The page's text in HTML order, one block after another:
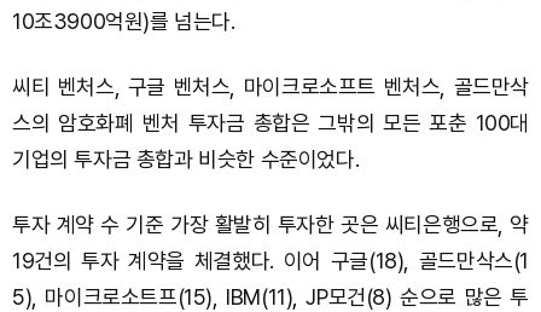
10조3900억원)를 넘는다.
씨티 벤처스, 구글 벤처스, 마이크로소프트 벤처스, 골드만삭
스의 암호화폐 벤처 투자금 총합은 그밖의 모든 포춘 100대
기업의 투자금 총합과 비슷한 수준이었다.
투자 계약 수 기준 가장 활발히 투자한 곳은 씨티은행으로, 약
19건의 투자 계약을 체결했다. 이어 구글(18), 골드만삭스(1
5), 마이크로소트프(15), IBM(11), JP모건(8) 순으로 많은 투